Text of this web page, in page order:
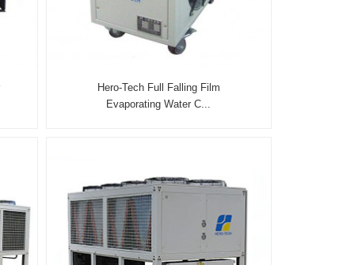
Hero-Tech Full Falling Film
Evaporating Water C...